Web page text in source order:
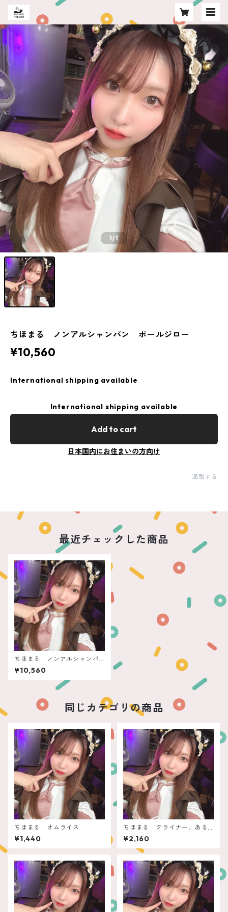
1/1
ちほまる ノンアルシャンパン ポールジロー
¥10,560
International shipping available
International shipping available
Add to cart
日本国内にお住まいの方向け
通報する
最近チェックした商品
ちほまる ノンアルシャンパ
ン ポールジロー
¥10,560
同じカテゴリの商品
ちほまる オムライス
¥1,440
ちほまる クライナー、ある
ちゅーる
¥2,160